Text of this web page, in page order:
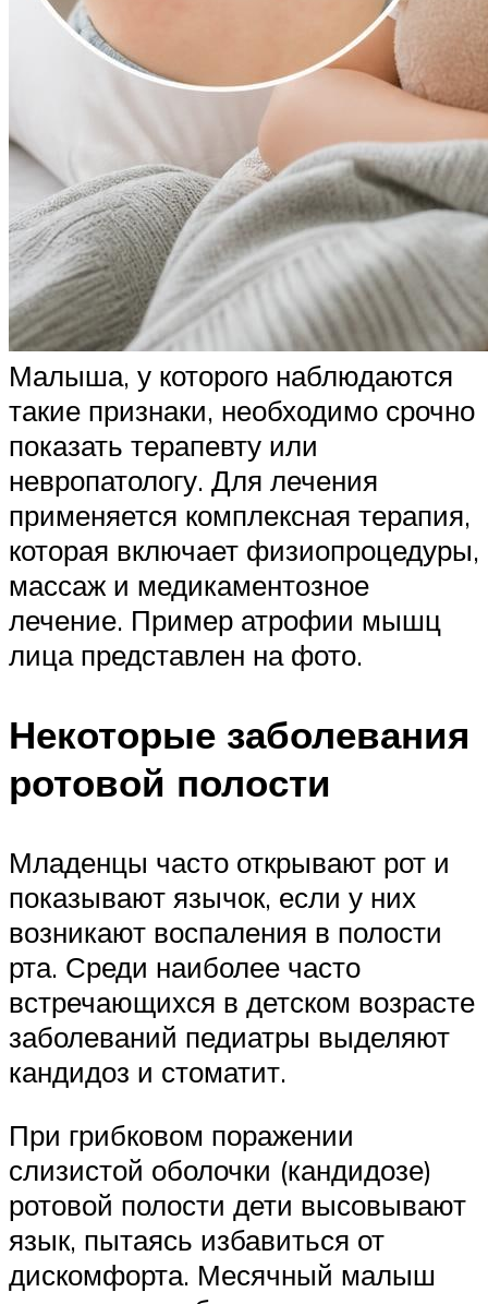
Малыша, у которого наблюдаются
такие признаки, необходимо срочно
показать терапевту или
невропатологу. Для лечения
применяется комплексная терапия,
которая включает физиопроцедуры,
массаж и медикаментозное
лечение. Пример атрофии мышц
лица представлен на фото.
Некоторые заболевания
ротовой полости
Младенцы часто открывают рот и
показывают язычок, если у них
возникают воспаления в полости
рта. Среди наиболее часто
встречающихся в детском возрасте
заболеваний педиатры выделяют
кандидоз и стоматит.
При грибковом поражении
слизистой оболочки (кандидозе)
ротовой полости дети высовывают
язык, пытаясь избавиться от
дискомфорта. Месячный малыш